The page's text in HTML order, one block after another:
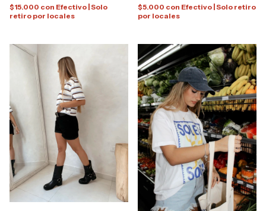
$15.000 con Efectivo | Solo
retiro por locales
$5.000 con Efectivo | Solo retiro
por locales